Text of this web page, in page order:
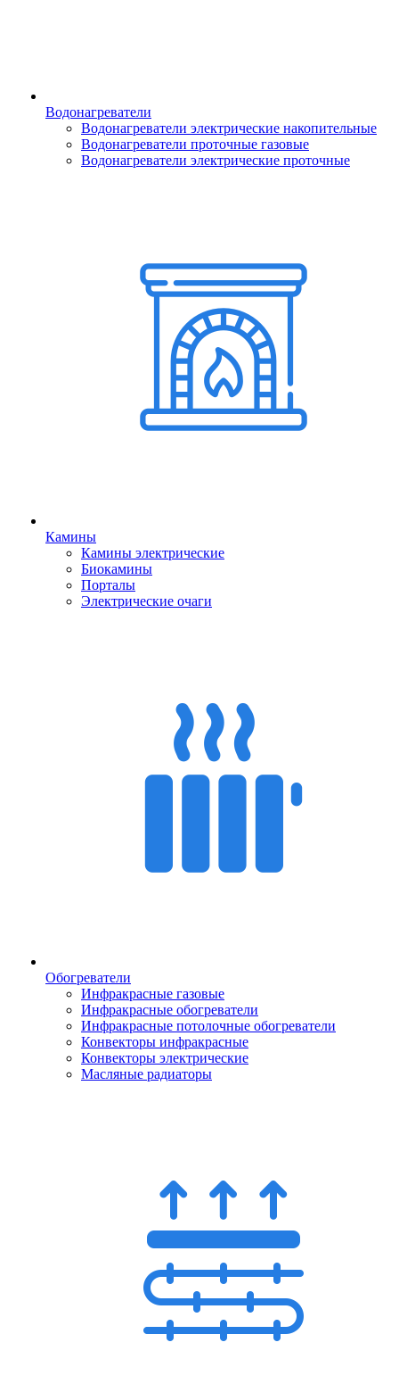
Водонагреватели
Водонагреватели электрические накопительные
Водонагреватели проточные газовые
Водонагреватели электрические проточные
Камины
Камины электрические
Биокамины
Порталы
Электрические очаги
Обогреватели
Инфракрасные газовые
Инфракрасные обогреватели
Инфракрасные потолочные обогреватели
Конвекторы инфракрасные
Конвекторы электрические
Масляные радиаторы